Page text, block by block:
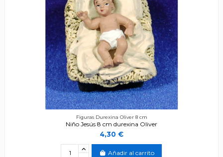
Figuras Durexina Oliver 8 cm
Niño Jesús 8 cm durexina Oliver
4,30 €
Añadir al carrito